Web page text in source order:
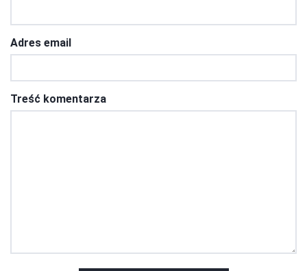
Adres email
Treść komentarza